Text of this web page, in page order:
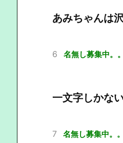
あみちゃんは
6 名無し募集中。。
一文字しかな
7 名無し募集中。。